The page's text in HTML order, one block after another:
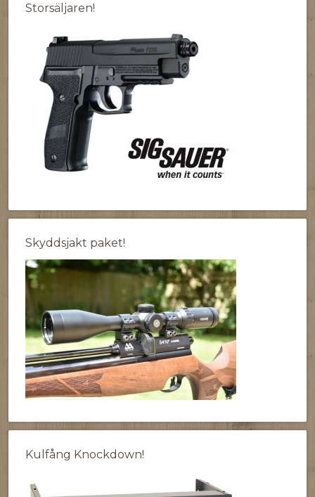
Storsäljaren!
Skyddsjakt paket!
Kulfång Knockdown!